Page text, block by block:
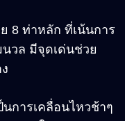
8 ท่าหลัก ที่เน้นการ
วล มีจุดเด่นช่วย
การเคลื่อนไหวช้าๆ